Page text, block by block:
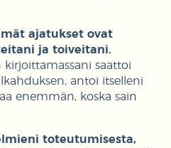
ajatukset ovat
ja toiveitani.
saattoi
antoi itselleni
enemmän, koska sain
toteutumisesta,